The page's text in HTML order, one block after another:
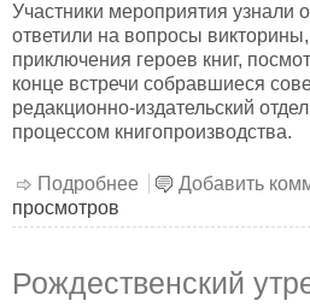
Участники мероприятия узнали
ответили на вопросы
приключения героев книг,
конце встречи собравшиеся
редакционно-издательский
процессом книгопроизводства.
Подробнее о Мир в ожидании
Добавить
просмотров
Рождественский